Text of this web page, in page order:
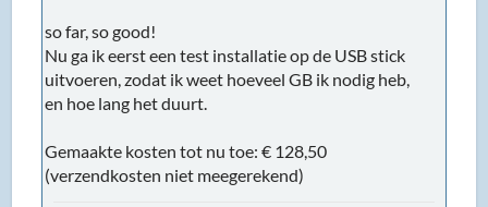
so far, so good!
Nu ga ik eerst een test installatie op de USB stick
uitvoeren, zodat ik weet hoeveel GB ik nodig heb,
en hoe lang het duurt.
Gemaakte kosten tot nu toe: € 128,50
(verzendkosten niet meegerekend)